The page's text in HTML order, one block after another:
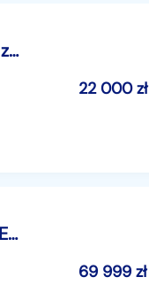
Skoda Fabia III Skoda Fabia 2016 auto sprowadzone z Niemiec
22 000zł
BMW X5 F15 B47 231KM Salon Polska GWARANCJA CERTYFIKAT
69 999 zł